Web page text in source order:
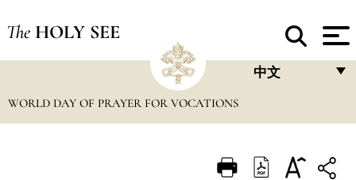
The HOLY SEE
中文
ITALIANO
WORLD DAY OF PRAYER FOR VOCATIONS